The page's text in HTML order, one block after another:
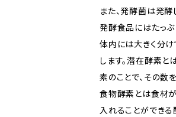
また、発酵菌は発酵
発酵食品にはたっぶ
体内には大きく分け
します。潜在酵素
素のことで、その数
食物酵素とは食材
入れることができる